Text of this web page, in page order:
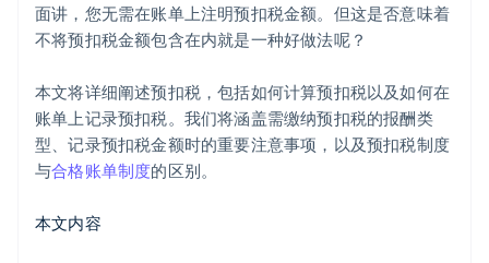
面讲，您无需在账单上注明预扣税金额。但这是否意味着
不将预扣税金额包含在内就是一种好做法呢？
本文将详细阐述预扣税，包括如何计算预扣税以及如何在
账单上记录预扣税。我们将涵盖需缴纳预扣税的报酬类
型、记录预扣税金额时的重要注意事项，以及预扣税制度
与合格账单制度的区别。
本文内容